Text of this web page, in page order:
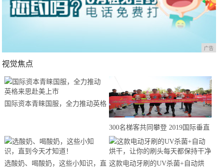
广告
视觉焦点
国际资本青睐国服，全力推动英格
300名梯客共同攀登 2019国际垂直
马拉松超级精英赛顺德海骏达中心
站欢乐开跑
选酸奶、喝酸奶，这些小知识，直 这款电动牙刷的UV杀菌+自动烘